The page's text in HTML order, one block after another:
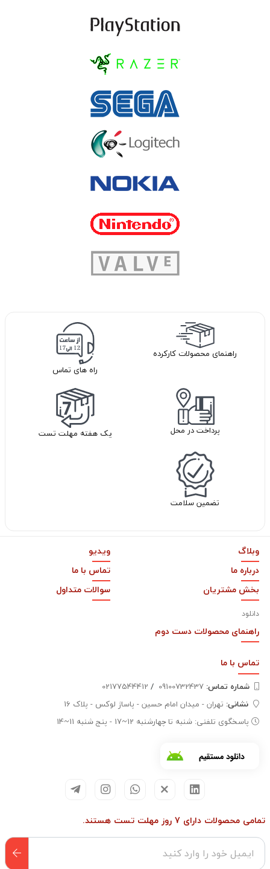
راهنمای محصولات کارکرده
راه های تماس
پرداخت در محل یک هفته مهلت تست
تضمین سلامت
وبلاگ
ویدیو
درباره ما
تماس با ما
بخش مشتریان
دانلود
سوالات متداول
راهنمای محصولات دست دوم
تماس با ما
شماره تماس‌: /
02177544412
نشانی: تهران - میدان امام حسین - پاساژ لوکس - پلاک 16
پاسخگوی تلفنی: شنبه تا چهارشنبه 12~17 - پنج شنبه 11~14
تمامی محصولات دارای 7 روز مهلت تست هستند.